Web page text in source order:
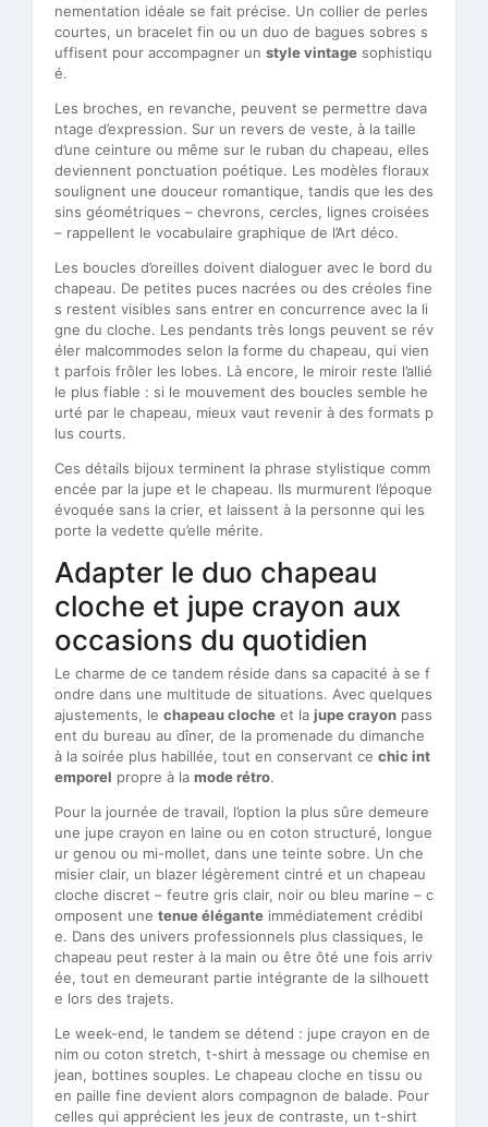
nementation idéale se fait précise. Un collier de perles
courtes, un bracelet fin ou un duo de bagues sobres s
uffisent pour accompagner un style vintage sophistiqu
é.
Les broches, en revanche, peuvent se permettre dava
ntage d’expression. Sur un revers de veste, à la taille
d’une ceinture ou même sur le ruban du chapeau, elles
deviennent ponctuation poétique. Les modèles floraux
soulignent une douceur romantique, tandis que les des
sins géométriques – chevrons, cercles, lignes croisées
– rappellent le vocabulaire graphique de l’Art déco.
Les boucles d’oreilles doivent dialoguer avec le bord du
chapeau. De petites puces nacrées ou des créoles fine
s restent visibles sans entrer en concurrence avec la li
gne du cloche. Les pendants très longs peuvent se rév
éler malcommodes selon la forme du chapeau, qui vien
t parfois frôler les lobes. Là encore, le miroir reste l’allié
le plus fiable : si le mouvement des boucles semble he
urté par le chapeau, mieux vaut revenir à des formats p
lus courts.
Ces détails bijoux terminent la phrase stylistique comm
encée par la jupe et le chapeau. Ils murmurent l’époque
évoquée sans la crier, et laissent à la personne qui les
porte la vedette qu’elle mérite.
Adapter le duo chapeau
cloche et jupe crayon aux
occasions du quotidien
Le charme de ce tandem réside dans sa capacité à se f
ondre dans une multitude de situations. Avec quelques
ajustements, le chapeau cloche et la jupe crayon pass
ent du bureau au dîner, de la promenade du dimanche
à la soirée plus habillée, tout en conservant ce chic int
emporel propre à la mode rétro.
Pour la journée de travail, l’option la plus sûre demeure
une jupe crayon en laine ou en coton structuré, longue
ur genou ou mi-mollet, dans une teinte sobre. Un che
misier clair, un blazer légèrement cintré et un chapeau
cloche discret – feutre gris clair, noir ou bleu marine – c
omposent une tenue élégante immédiatement crédibl
e. Dans des univers professionnels plus classiques, le
chapeau peut rester à la main ou être ôté une fois arriv
ée, tout en demeurant partie intégrante de la silhouett
e lors des trajets.
Le week-end, le tandem se détend : jupe crayon en de
nim ou coton stretch, t-shirt à message ou chemise en
jean, bottines souples. Le chapeau cloche en tissu ou
en paille fine devient alors compagnon de balade. Pour
celles qui apprécient les jeux de contraste, un t-shirt